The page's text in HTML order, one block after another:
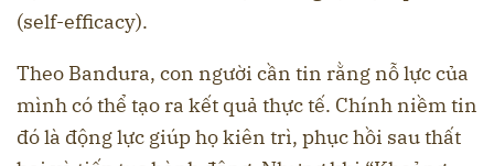
(self-efficacy).
Theo Bandura, con người cần tin rằng nỗ lực của
mình có thể tạo ra kết quả thực tế. Chính niềm tin
đó là động lực giúp họ kiên trì, phục hồi sau thất